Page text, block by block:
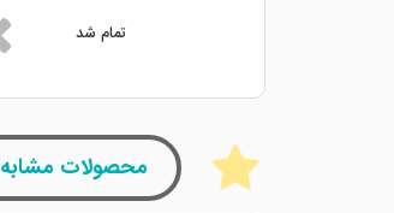
تمام شد
محصولات مشابه